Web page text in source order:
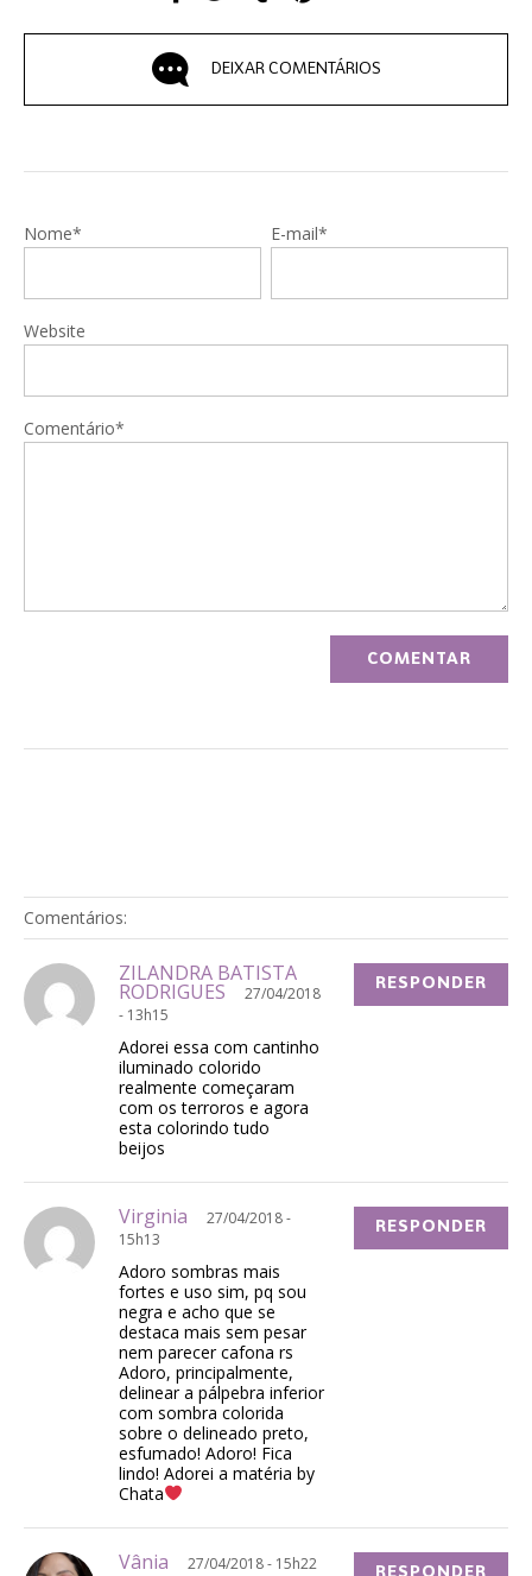
DEIXAR COMENTÁRIOS
Nome* E-mail*
Website
Comentário*
Comentários:
ZILANDRA BATISTA
RODRIGUES
27/04/2018
- 13h15
Adorei essa com cantinho
iluminado colorido
realmente começaram
com os terroros e agora
esta colorindo tudo
beijos
RESPONDER
Virginia
27/04/2018 -
15h13
Adoro sombras mais
fortes e uso sim, pq sou
negra e acho que se
destaca mais sem pesar
nem parecer cafona rs
Adoro, principalmente,
delinear a pálpebra inferior
com sombra colorida
sobre o delineado preto,
esfumado! Adoro! Fica
lindo! Adorei a matéria by
Chata
RESPONDER
Vânia 27/04/2018 - 15h22 RESPONDER